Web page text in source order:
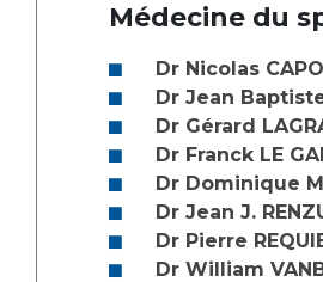
Les recherches en
Lieu de santé sans
Médecine du
Dr Nicolas
Dr Jean
Dr Gérard
Dr Franck LE
Dr Dominique
Dr Jean J.
Dr Pierre
Dr William